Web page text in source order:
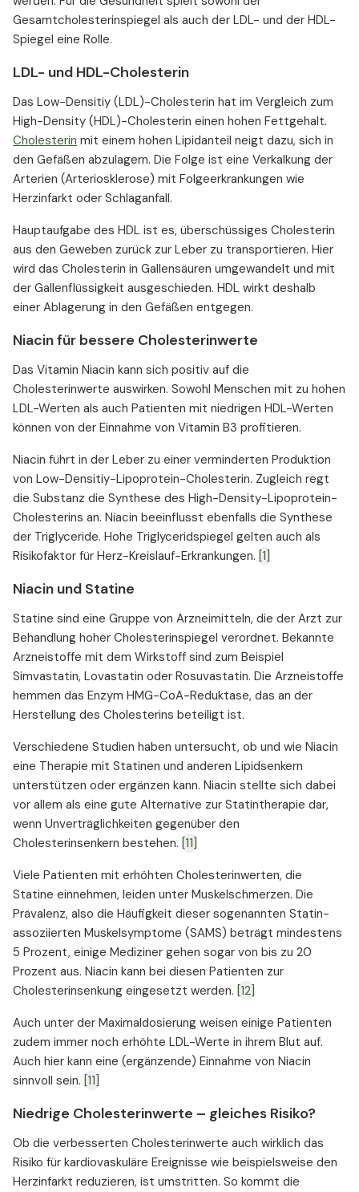
Gesamtcholesterinspiegel als auch der LDL- und der HDL-
Spiegel eine Rolle.
LDL- und HDL-Cholesterin
Das Low-Densitiy (LDL)-Cholesterin hat im Vergleich zum
High-Density (HDL)-Cholesterin einen hohen Fettgehalt.
Cholesterin mit einem hohen Lipidanteil neigt dazu, sich in
den Gefäßen abzulagern. Die Folge ist eine Verkalkung der
Arterien (Arteriosklerose) mit Folgeerkrankungen wie
Herzinfarkt oder Schlaganfall.
Hauptaufgabe des HDL ist es, überschüssiges Cholesterin
aus den Geweben zurück zur Leber zu transportieren. Hier
wird das Cholesterin in Gallensäuren umgewandelt und mit
der Gallenflüssigkeit ausgeschieden. HDL wirkt deshalb
einer Ablagerung in den Gefäßen entgegen.
Niacin für bessere Cholesterinwerte
Das Vitamin Niacin kann sich positiv auf die
Cholesterinwerte auswirken. Sowohl Menschen mit zu hohen
LDL-Werten als auch Patienten mit niedrigen HDL-Werten
können von der Einnahme von Vitamin B3 profitieren.
Niacin führt in der Leber zu einer verminderten Produktion
von Low-Densitiy-Lipoprotein-Cholesterin. Zugleich regt
die Substanz die Synthese des High-Density-Lipoprotein-
Cholesterins an. Niacin beeinflusst ebenfalls die Synthese
der Triglyceride. Hohe Triglyceridspiegel gelten auch als
Risikofaktor für Herz-Kreislauf-Erkrankungen. [1]
Niacin und Statine
Statine sind eine Gruppe von Arzneimitteln, die der Arzt zur
Behandlung hoher Cholesterinspiegel verordnet. Bekannte
Arzneistoffe mit dem Wirkstoff sind zum Beispiel
Simvastatin, Lovastatin oder Rosuvastatin. Die Arzneistoffe
hemmen das Enzym HMG-CoA-Reduktase, das an der
Herstellung des Cholesterins beteiligt ist.
Verschiedene Studien haben untersucht, ob und wie Niacin
eine Therapie mit Statinen und anderen Lipidsenkern
unterstützen oder ergänzen kann. Niacin stellte sich dabei
vor allem als eine gute Alternative zur Statintherapie dar,
wenn Unverträglichkeiten gegenüber den
Cholesterinsenkern bestehen. [11]
Viele Patienten mit erhöhten Cholesterinwerten, die
Statine einnehmen, leiden unter Muskelschmerzen. Die
Prävalenz, also die Häufigkeit dieser sogenannten Statin-
assoziierten Muskelsymptome (SAMS) beträgt mindestens
5 Prozent, einige Mediziner gehen sogar von bis zu 20
Prozent aus. Niacin kann bei diesen Patienten zur
Cholesterinsenkung eingesetzt werden. [12]
Auch unter der Maximaldosierung weisen einige Patienten
zudem immer noch erhöhte LDL-Werte in ihrem Blut auf.
Auch hier kann eine (ergänzende) Einnahme von Niacin
sinnvoll sein. [11]
Niedrige Cholesterinwerte – gleiches Risiko?
Ob die verbesserten Cholesterinwerte auch wirklich das
Risiko für kardiovaskuläre Ereignisse wie beispielsweise den
Herzinfarkt reduzieren, ist umstritten. So kommt die